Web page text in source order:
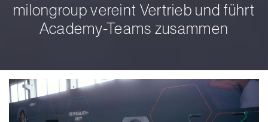
milongroup vereint Vertrieb und führt
Academy-Teams zusammen